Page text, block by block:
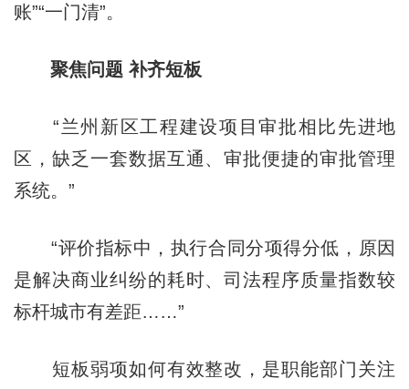
账”“一门清”。
聚焦问题 补齐短板
“兰州新区工程建设项目审批相比先进地
区，缺乏一套数据互通、审批便捷的审批管理
系统。”
“评价指标中，执行合同分项得分低，原因
是解决商业纠纷的耗时、司法程序质量指数较
标杆城市有差距……”
短板弱项如何有效整改，是职能部门关注